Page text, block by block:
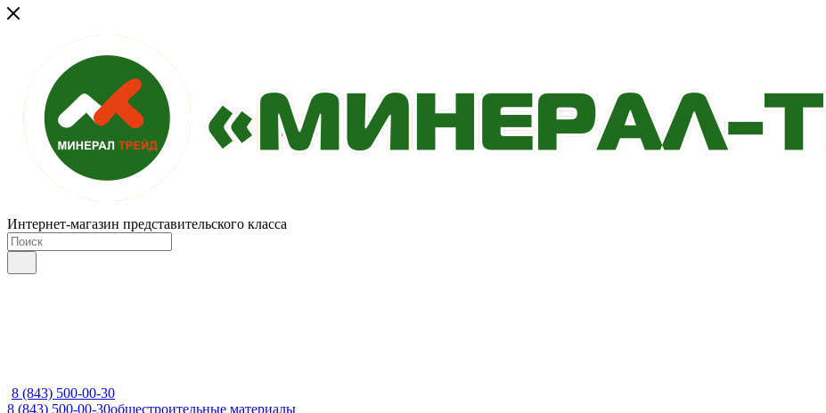
Интернет-магазин представительского класса
8 (843) 500-00-30
8 (843) 500-00-30общестроительные материалы